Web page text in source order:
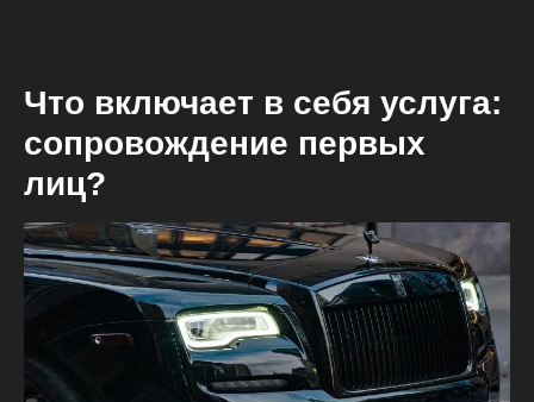
Что включает в себя услуга:
сопровождение первых
лиц?